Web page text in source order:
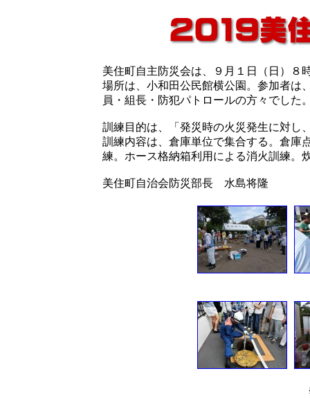
美住町自主防災会は、９月１日（日）８
場所は、小和田公民館横公園。参加者は
員・組長・防犯パトロールの方々でした
訓練目的は、「発災時の火災発生に対し
訓練内容は、倉庫単位で集合する。倉庫
練。ホース格納箱利用による消火訓練。
美住町自治会防災部長 水島将隆
※写真をクリック